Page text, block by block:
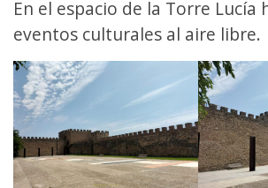
En el espacio de la Torre Lucía
eventos culturales al aire libre.